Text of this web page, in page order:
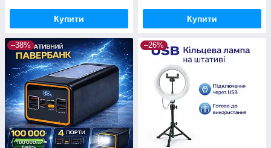
Купити Купити
–38% –26%